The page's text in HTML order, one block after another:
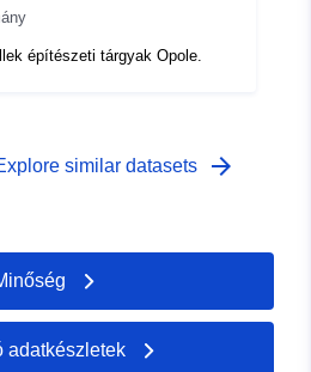
építészeti tárgyak Opole.
similar datasets arrow_forward
adatkészletek